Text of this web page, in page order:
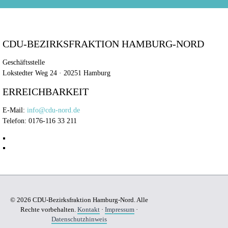
CDU-BEZIRKSFRAKTION HAMBURG-NORD
Geschäftsstelle
Lokstedter Weg 24 · 20251 Hamburg
ERREICHBARKEIT
E-Mail: info@cdu-nord.de
Telefon: 0176-116 33 211
© 2026 CDU-Bezirksfraktion Hamburg-Nord. Alle
Rechte vorbehalten. Kontakt· Impressum·
Datenschutzhinweis